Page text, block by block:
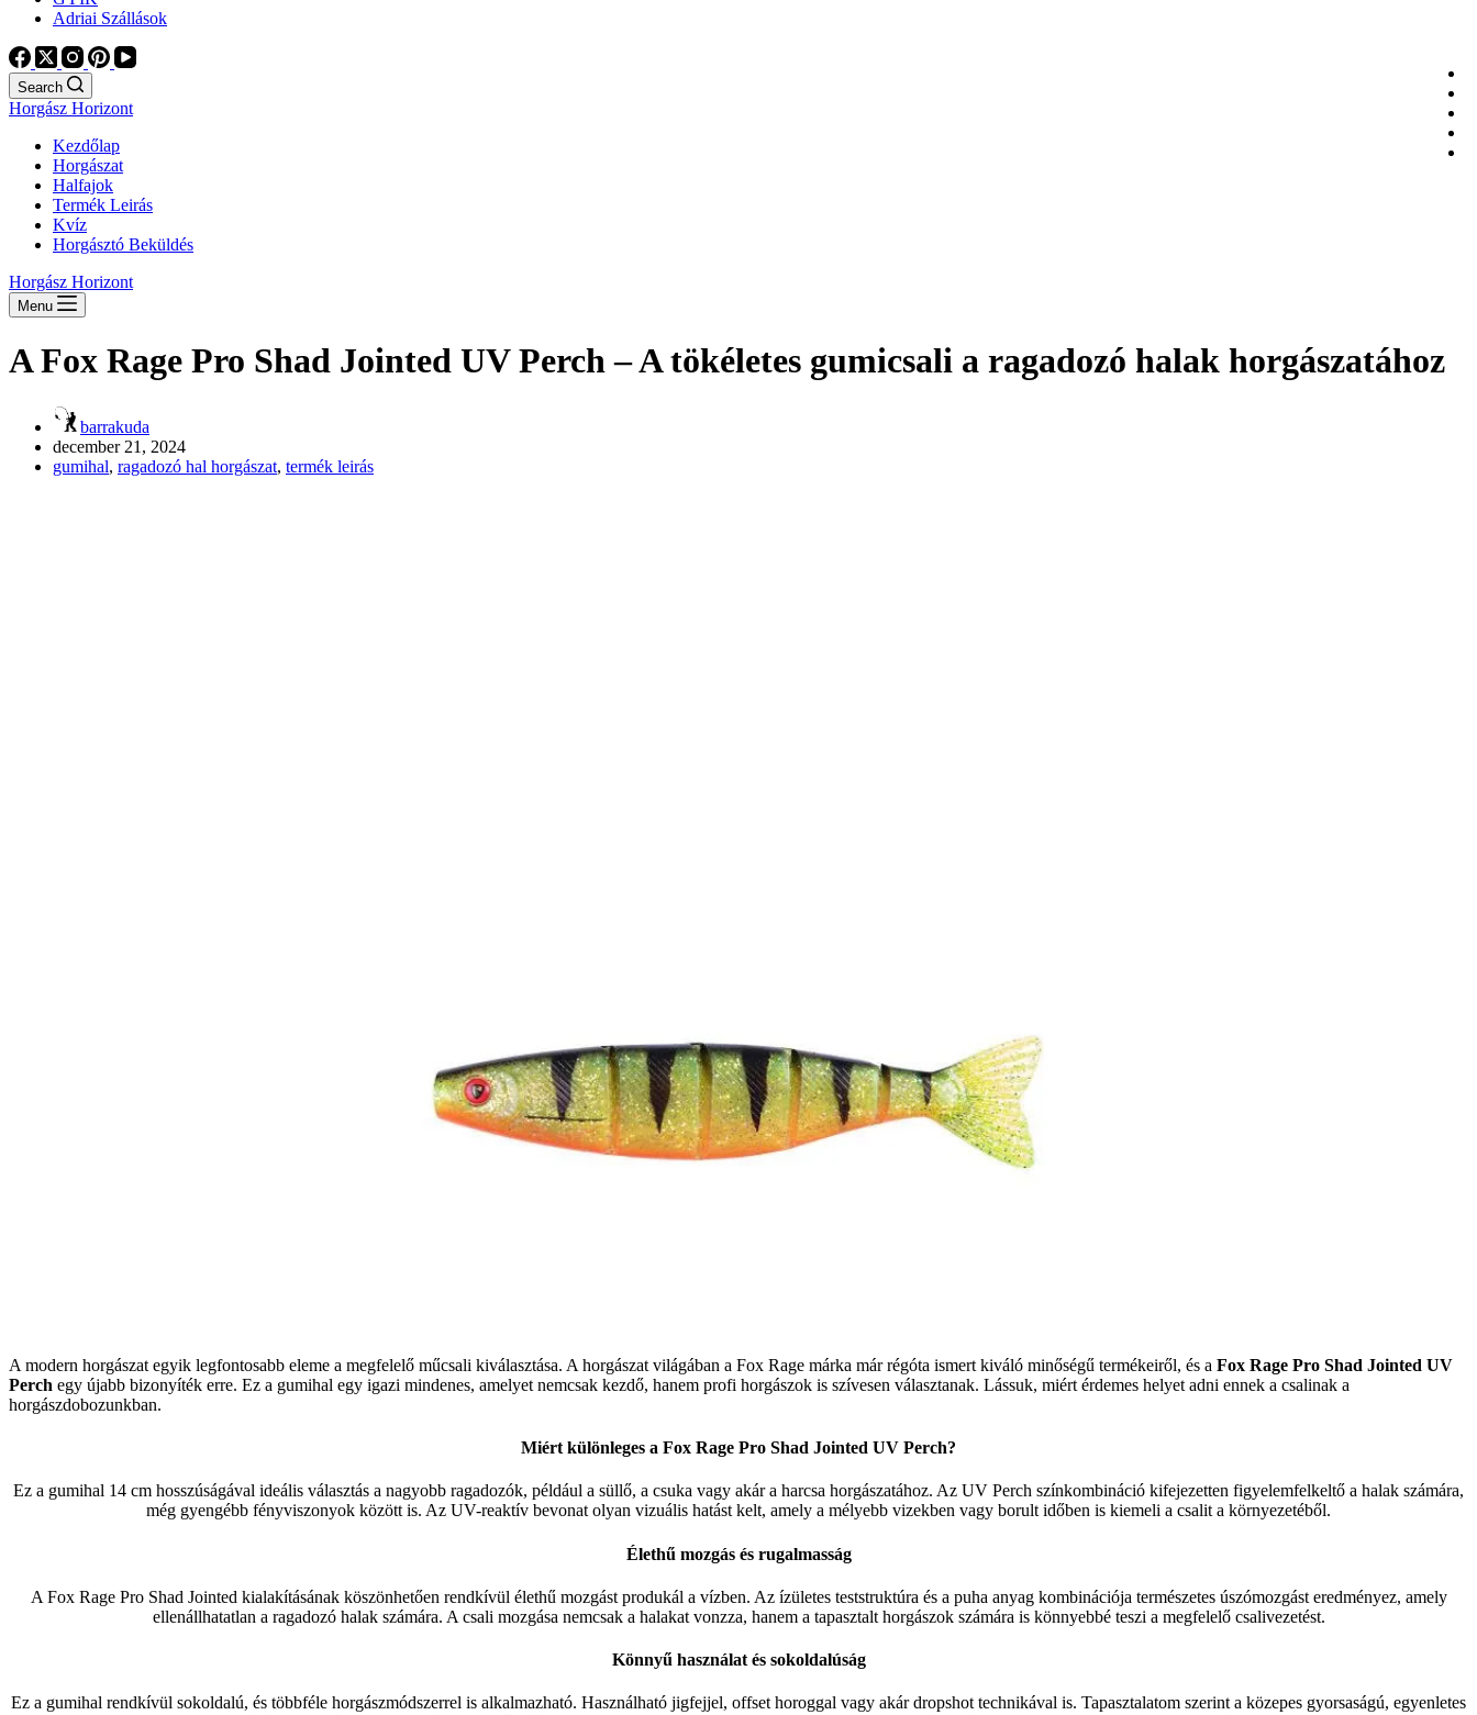
Adriai Szállások
Search
Horgász Horizont
Kezdőlap
Horgászat
Halfajok
Termék Leirás
Kvíz
Horgásztó Beküldés
Horgász Horizont
Menu
A Fox Rage Pro Shad Jointed UV Perch – A tökéletes gumicsali a ragadozó halak horgászatához
barrakuda
december 21, 2024
gumihal, ragadozó hal horgászat, termék leirás
A modern horgászat egyik legfontosabb eleme a megfelelő műcsali kiválasztása. A horgászat világában a Fox Rage márka már régóta ismert kiváló minőségű termékeiről, és a Fox Rage Pro Shad Jointed UV
Perch egy újabb bizonyíték erre. Ez a gumihal egy igazi mindenes, amelyet nemcsak kezdő, hanem profi horgászok is szívesen választanak. Lássuk, miért érdemes helyet adni ennek a csalinak a
horgászdobozunkban.
Miért különleges a Fox Rage Pro Shad Jointed UV Perch?
Ez a gumihal 14 cm hosszúságával ideális választás a nagyobb ragadozók, például a süllő, a csuka vagy akár a harcsa horgászatához. Az UV Perch színkombináció kifejezetten figyelemfelkeltő a halak számára,
még gyengébb fényviszonyok között is. Az UV-reaktív bevonat olyan vizuális hatást kelt, amely a mélyebb vizekben vagy borult időben is kiemeli a csalit a környezetéből.
Élethű mozgás és rugalmasság
A Fox Rage Pro Shad Jointed kialakításának köszönhetően rendkívül élethű mozgást produkál a vízben. Az ízületes teststruktúra és a puha anyag kombinációja természetes úszómozgást eredményez, amely
ellenállhatatlan a ragadozó halak számára. A csali mozgása nemcsak a halakat vonzza, hanem a tapasztalt horgászok számára is könnyebbé teszi a megfelelő csalivezetést.
Könnyű használat és sokoldalúság
Ez a gumihal rendkívül sokoldalú, és többféle horgászmódszerrel is alkalmazható. Használható jigfejjel, offset horoggal vagy akár dropshot technikával is. Tapasztalatom szerint a közepes gyorsaságú, egyenletes